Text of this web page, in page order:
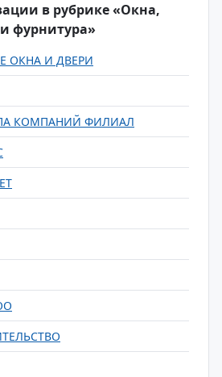
в рубрике «Окна,
фурнитура»
ОКНА И ДВЕРИ
КОМПАНИЙ ФИЛИАЛ